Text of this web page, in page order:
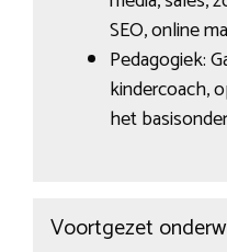
SEO, online
Pedagogiek:
kindercoach,
het
Voortgezet